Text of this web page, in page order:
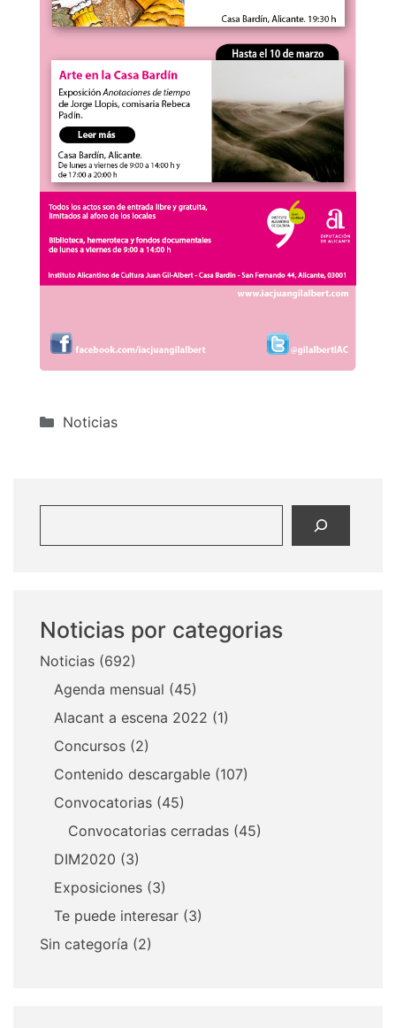
Categorías
Noticias
Noticias por categorias
Noticias (692)
Agenda mensual (45)
Alacant a escena 2022 (1)
Concursos (2)
Contenido descargable (107)
Convocatorias (45)
Convocatorias cerradas (45)
DIM2020 (3)
Exposiciones (3)
Te puede interesar (3)
Sin categoría (2)